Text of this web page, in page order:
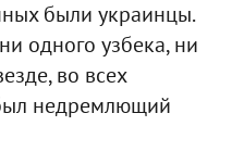
были украинцы.
одного узбека, ни
во всех
недремлющий